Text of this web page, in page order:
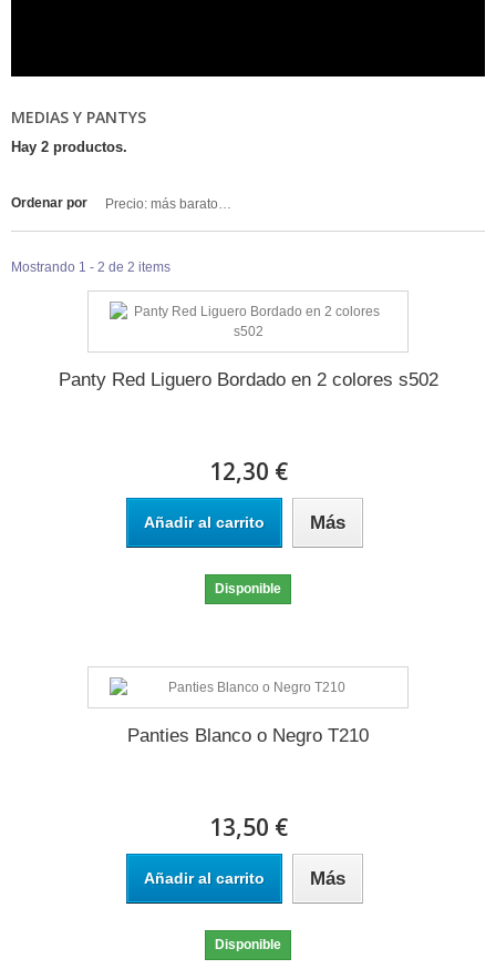
MEDIAS Y PANTYS
Hay 2 productos.
Ordenar por Precio: más baratos primero
Mostrando 1 - 2 de 2 items
Panty Red Liguero Bordado en 2 colores s502
12,30 €
Añadir al carrito Más
Disponible
Panties Blanco o Negro T210
13,50 €
Añadir al carrito Más
Disponible